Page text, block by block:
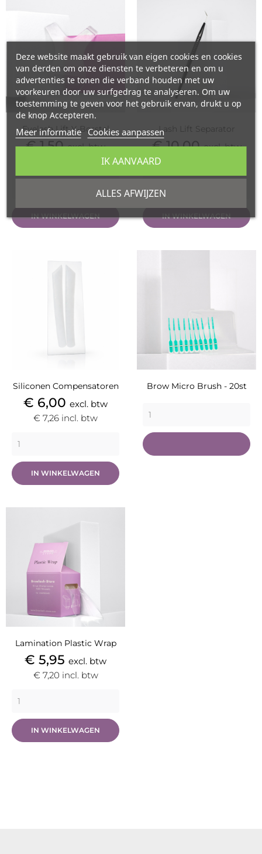
Eyelash Lift Y-Borstel
Prijs
€ 1,50 excl. btw
IN WINKELWAGEN
Lash Lift Separator
Prijs
€ 10,00 excl. btw
IN WINKELWAGEN
Siliconen Compensatoren
Prijs
€ 6,00 excl. btw
€ 7,26 incl. btw
IN WINKELWAGEN
Brow Micro Brush - 20st
Lamination Plastic Wrap
Prijs
€ 5,95 excl. btw
€ 7,20 incl. btw
IN WINKELWAGEN
Deze website maakt gebruik van eigen cookies en cookies
van derden om onze diensten te verbeteren en om u
advertenties te tonen die verband houden met uw
voorkeuren door uw surfgedrag te analyseren. Om uw
toestemming te geven voor het gebruik ervan, drukt u op
de knop Accepteren.
Meer informatie Cookies aanpassen
ALLES AFWIJZEN
IK AANVAARD